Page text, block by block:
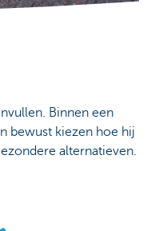
Binnen een
bewust kiezen hoe hij
alternatieven.